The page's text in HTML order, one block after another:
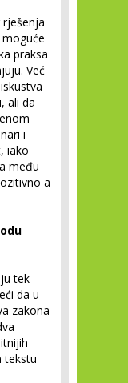
praksa
Već
ali da
i
iako
među
a
tek
da u
zakona
tekstu